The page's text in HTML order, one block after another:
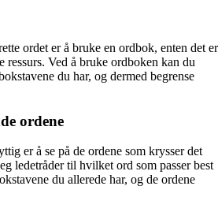
ordet er å bruke en ordbok, enten det er
ressurs. Ved å bruke ordboken kan du
du har, og dermed begrense
ordene
er å se på de ordene som krysser det
ledetråder til hvilket ord som passer best
du allerede har, og de ordene